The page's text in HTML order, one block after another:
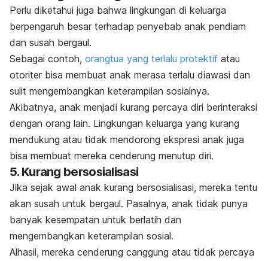
Perlu diketahui juga bahwa lingkungan di keluarga
berpengaruh besar terhadap penyebab anak pendiam
dan susah bergaul.
Sebagai contoh, orangtua yang terlalu protektif atau
otoriter bisa membuat anak merasa terlalu diawasi dan
sulit mengembangkan keterampilan sosialnya.
Akibatnya, anak menjadi kurang percaya diri berinteraksi
dengan orang lain. Lingkungan keluarga yang kurang
mendukung atau tidak mendorong ekspresi anak juga
bisa membuat mereka cenderung menutup diri.
5. Kurang bersosialisasi
Jika sejak awal anak kurang bersosialisasi, mereka tentu
akan susah untuk bergaul. Pasalnya, anak tidak punya
banyak kesempatan untuk berlatih dan
mengembangkan keterampilan sosial.
Alhasil, mereka cenderung canggung atau tidak percaya